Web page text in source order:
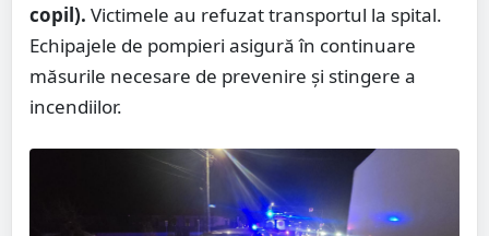
copil). Victimele au refuzat transportul la spital.
Echipajele de pompieri asigură în continuare
măsurile necesare de prevenire şi stingere a
incendiilor.